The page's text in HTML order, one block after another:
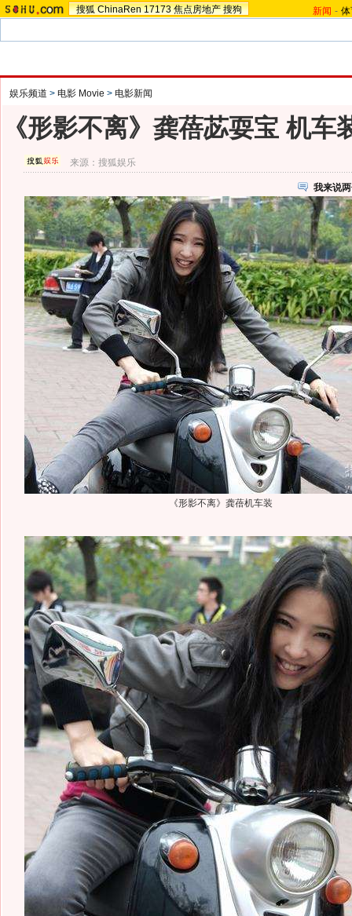
搜狐 ChinaRen 17173 焦点房地产 搜狗 新闻 -
娱乐频道 > 电影 Movie > 电影新闻
《形影不离》龚蓓苾耍宝 机车
来源：搜狐娱乐
我来说
《形影不离》龚蓓机车装